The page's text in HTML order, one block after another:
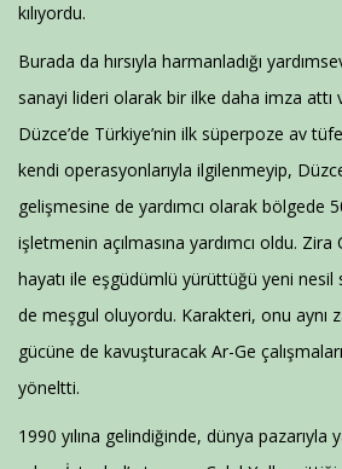
kılıyordu.
Burada da hırsıyla harmanladığı
sanayi lideri olarak bir ilke daha imza attı
Düzce’de Türkiye’nin ilk süperpoze av
kendi operasyonlarıyla ilgilenmeyip,
gelişmesine de yardımcı olarak bölgede
işletmenin açılmasına yardımcı oldu.
hayatı ile eşgüdümlü yürüttüğü yeni nesil
de meşgul oluyordu. Karakteri, onu aynı
gücüne de kavuşturacak Ar-Ge
yöneltti.
1990 yılına gelindiğinde, dünya